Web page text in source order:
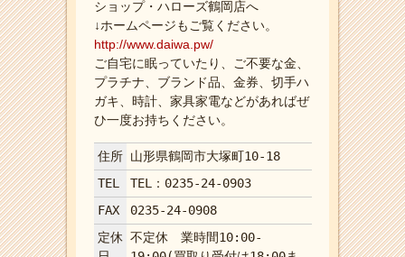
ショップ・ハローズ鶴岡店へ
↓ホームページもご覧ください。
http://www.daiwa.pw/
ご自宅に眠っていたり、ご不要な金、
プラチナ、ブランド品、金券、切手ハ
ガキ、時計、家具家電などがあればぜ
ひ一度お持ちください。
住所 山形県鶴岡市大塚町10-18
TEL
TEL：0235-24-0903
FAX
0235-24-0908
定休 不定休 業時間10:00-